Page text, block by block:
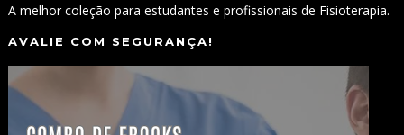
A melhor coleção para estudantes e profissionais de Fisioterapia.
AVALIE COM SEGURANÇA!